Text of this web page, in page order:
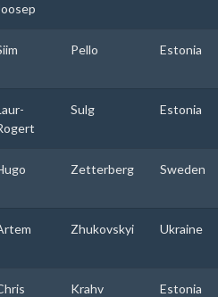
Pello Estonia
Sulg Estonia
Zetterberg Sweden
Zhukovskyi Ukraine
Krahv Estonia